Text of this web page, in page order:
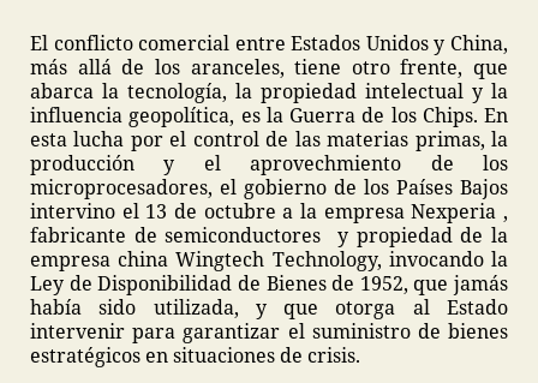
El conflicto comercial entre Estados Unidos y China,
más allá de los aranceles, tiene otro frente, que
abarca la tecnología, la propiedad intelectual y la
influencia geopolítica, es la Guerra de los Chips. En
esta lucha por el control de las materias primas, la
producción y el aprovechmiento de los
microprocesadores, el gobierno de los Países Bajos
intervino el 13 de octubre a la empresa Nexperia ,
fabricante de semiconductores y propiedad de la
empresa china Wingtech Technology, invocando la
Ley de Disponibilidad de Bienes de 1952, que jamás
había sido utilizada, y que otorga al Estado
intervenir para garantizar el suministro de bienes
estratégicos en situaciones de crisis.